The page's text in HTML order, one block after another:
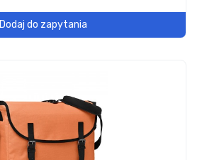
Dodaj do zapytania